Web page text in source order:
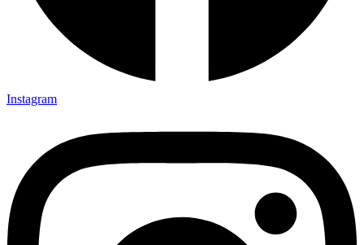
Instagram